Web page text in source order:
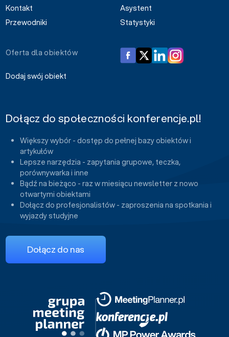
Kontakt
Przewodniki
Asystent
Statystyki
Oferta dla obiektów
Dodaj swój obiekt
Dołącz do społeczności konferencje.pl!
Większy wybór - dostęp do pełnej bazy obiektów i
artykułów
Lepsze narzędzia - zapytania grupowe, teczka,
porównywarka i inne
Bądź na bieżąco - raz w miesiącu newsletter z nowo
otwartymi obiektami
Dołącz do profesjonalistów - zaproszenia na spotkania i
wyjazdy studyjne
Dołącz do nas